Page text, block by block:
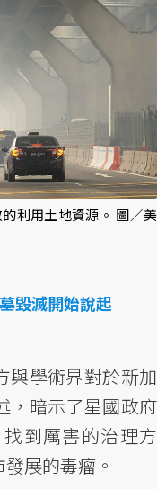
利用土地資源。 圖／美
毀滅開始說起
與學術界對於新加
，暗示了星國政府
到厲害的治理方
展的毒瘤。